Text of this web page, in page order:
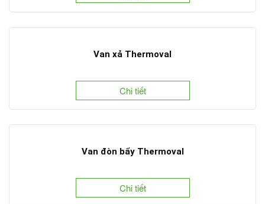
Van xả Thermoval
Chi tiết
Van đòn bẩy Thermoval
Chi tiết